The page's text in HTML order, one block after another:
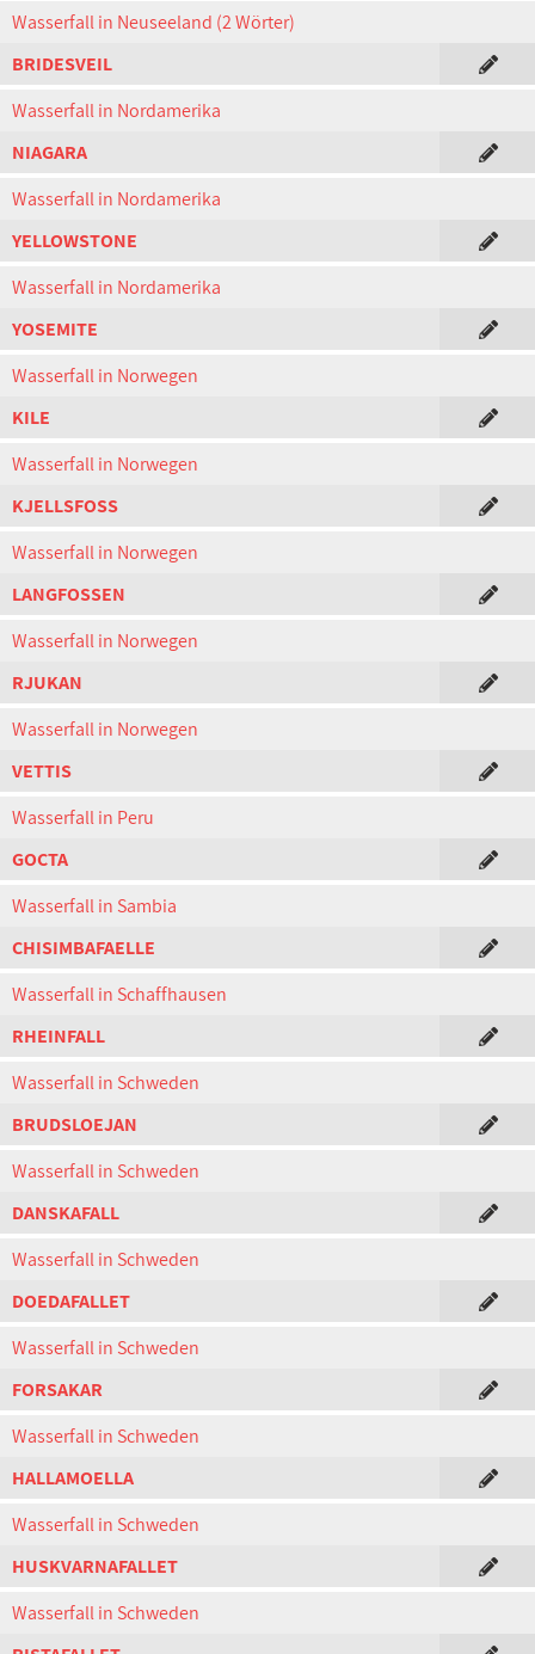
Wasserfall in Neuseeland (2 Wörter)
BRIDESVEIL
Wasserfall in Nordamerika
NIAGARA
Wasserfall in Nordamerika
YELLOWSTONE
Wasserfall in Nordamerika
YOSEMITE
Wasserfall in Norwegen
KILE
Wasserfall in Norwegen
KJELLSFOSS
Wasserfall in Norwegen
LANGFOSSEN
Wasserfall in Norwegen
RJUKAN
Wasserfall in Norwegen
VETTIS
Wasserfall in Peru
GOCTA
Wasserfall in Sambia
CHISIMBAFAELLE
Wasserfall in Schaffhausen
RHEINFALL
Wasserfall in Schweden
BRUDSLOEJAN
Wasserfall in Schweden
DANSKAFALL
Wasserfall in Schweden
DOEDAFALLET
Wasserfall in Schweden
FORSAKAR
Wasserfall in Schweden
HALLAMOELLA
Wasserfall in Schweden
HUSKVARNAFALLET
Wasserfall in Schweden